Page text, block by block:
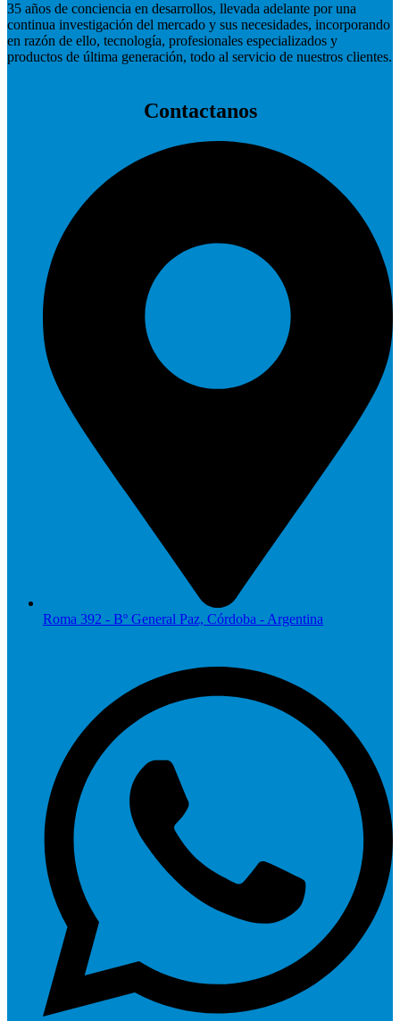
35 años de conciencia en desarrollos, llevada adelante por una
continua investigación del mercado y sus necesidades, incorporando
en razón de ello, tecnología, profesionales especializados y
productos de última generación, todo al servicio de nuestros clientes.
Contactanos
Roma 392 - Bº General Paz, Córdoba - Argentina